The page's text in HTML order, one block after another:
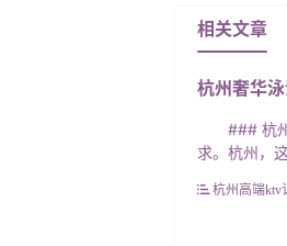
相关文章
杭州奢华
### 杭州
求。杭州，
杭州高端ktv